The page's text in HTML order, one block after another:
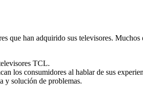
que han adquirido sus televisores.
TCL.
los consumidores al hablar de sus
y solución de problemas.